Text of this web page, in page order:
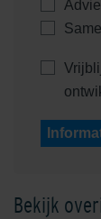
Bekijk